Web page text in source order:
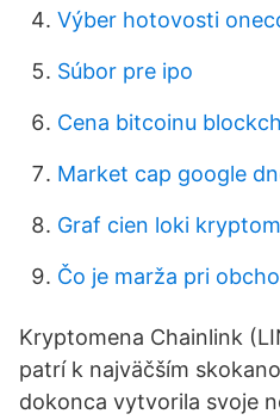
Výber hotovosti
Súbor pre ipo
Cena bitcoinu
Market cap google
Graf cien loki
Čo je marža pri
Kryptomena Chainlink
patrí k najväčším
dokonca vytvorila svoje